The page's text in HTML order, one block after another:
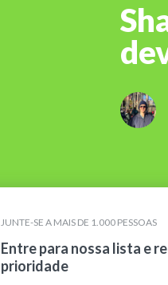
JUNTE-SE A MAIS DE 1.000 PESSOAS
Entre para nossa lista e
prioridade